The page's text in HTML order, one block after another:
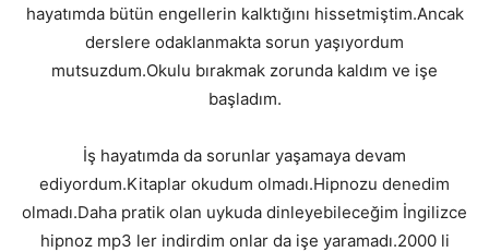
hayatımda bütün engellerin kalktığını hissetmiştim.Ancak
derslere odaklanmakta sorun yaşıyordum
mutsuzdum.Okulu bırakmak zorunda kaldım ve işe
başladım.
İş hayatımda da sorunlar yaşamaya devam
ediyordum.Kitaplar okudum olmadı.Hipnozu denedim
olmadı.Daha pratik olan uykuda dinleyebileceğim İngilizce
hipnoz mp3 ler indirdim onlar da işe yaramadı.2000 li